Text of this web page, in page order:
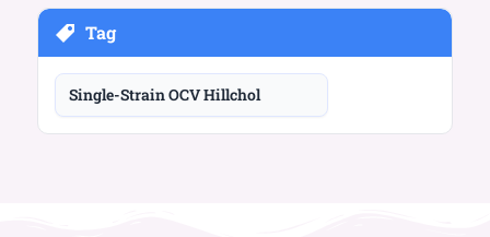
Tag
Single-Strain OCV Hillchol